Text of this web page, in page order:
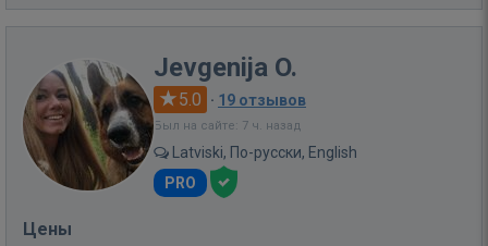
Jevgenija O.
5.0 · 19 отзывов
Был на сайте: 7 ч. назад
Latviski, По-русски, English
PRO
Цены